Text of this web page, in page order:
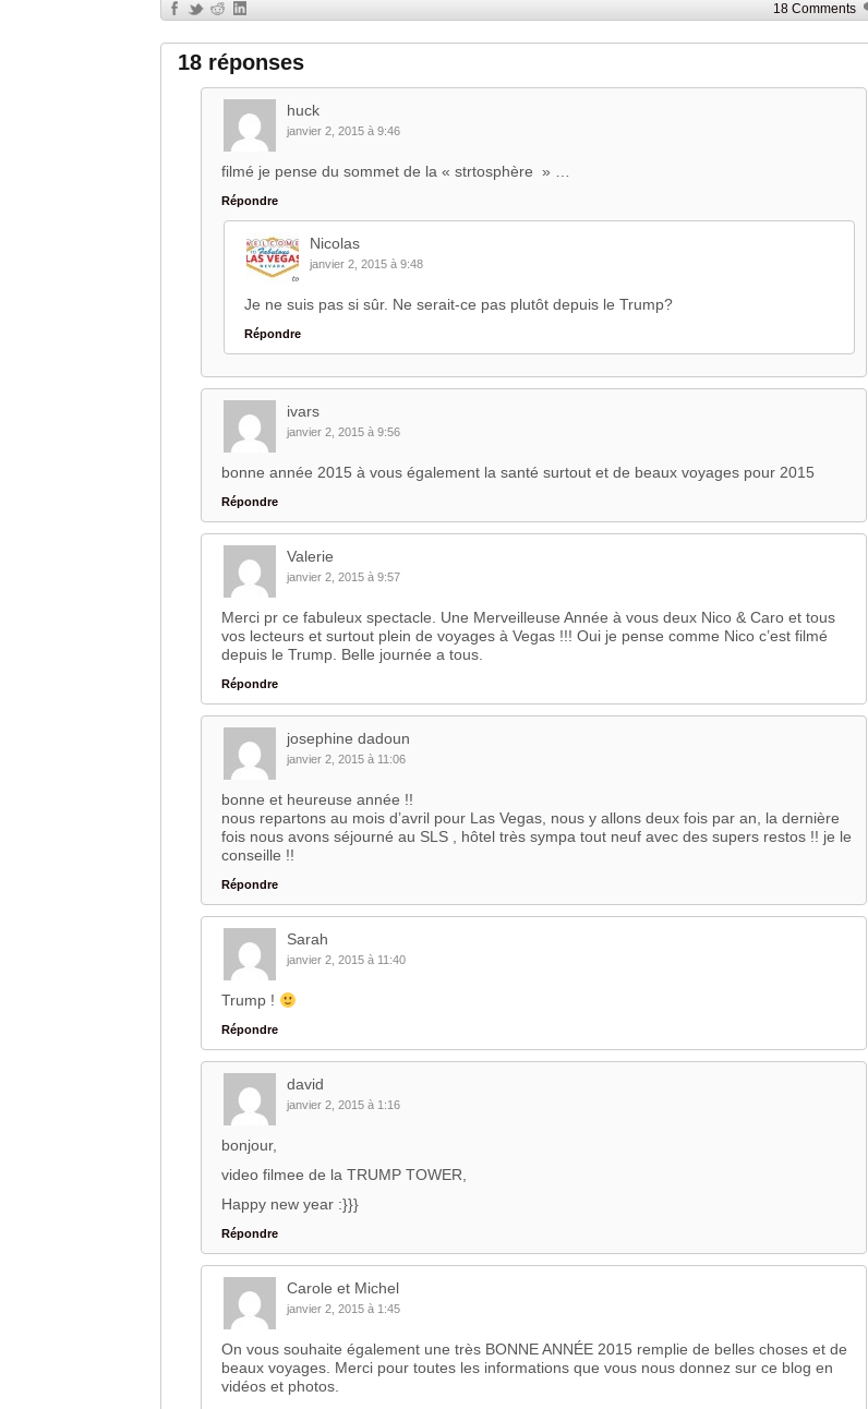
18 Comments
18 réponses
huck
janvier 2, 2015 à 9:46
filmé je pense du sommet de la « strtosphère » …
Répondre
Nicolas
janvier 2, 2015 à 9:48
Je ne suis pas si sûr. Ne serait-ce pas plutôt depuis le Trump?
Répondre
ivars
janvier 2, 2015 à 9:56
bonne année 2015 à vous également la santé surtout et de beaux voyages pour 2015
Répondre
Valerie
janvier 2, 2015 à 9:57
Merci pr ce fabuleux spectacle. Une Merveilleuse Année à vous deux Nico & Caro et tous
vos lecteurs et surtout plein de voyages à Vegas !!! Oui je pense comme Nico c’est filmé
depuis le Trump. Belle journée a tous.
Répondre
josephine dadoun
janvier 2, 2015 à 11:06
bonne et heureuse année !!
nous repartons au mois d’avril pour Las Vegas, nous y allons deux fois par an, la dernière
fois nous avons séjourné au SLS , hôtel très sympa tout neuf avec des supers restos !! je le
conseille !!
Répondre
Sarah
janvier 2, 2015 à 11:40
Trump !
Répondre
david
janvier 2, 2015 à 1:16
bonjour,
video filmee de la TRUMP TOWER,
Happy new year :}}}
Répondre
Carole et Michel
janvier 2, 2015 à 1:45
On vous souhaite également une très BONNE ANNÉE 2015 remplie de belles choses et de
beaux voyages. Merci pour toutes les informations que vous nous donnez sur ce blog en
vidéos et photos.